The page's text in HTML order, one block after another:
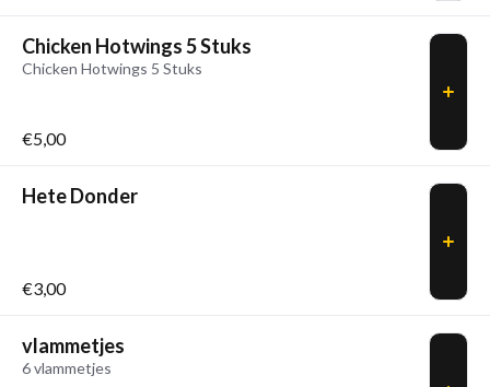
Chicken Hotwings 5 Stuks
Chicken Hotwings 5 Stuks
€5,00
Hete Donder
€3,00
vlammetjes
6 vlammetjes